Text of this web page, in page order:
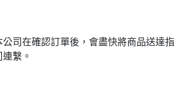
司在確認訂單後，會盡快將商品送達
繫。